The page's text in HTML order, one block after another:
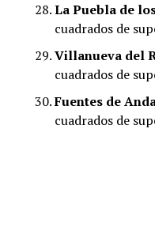
La Puebla de
cuadrados de
Villanueva del
cuadrados de
Fuentes de
cuadrados de